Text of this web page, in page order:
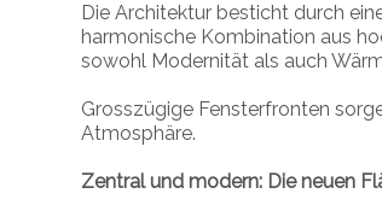
Die Architektur besticht durch
harmonische Kombination aus
sowohl Modernität als auch
Grosszügige Fensterfronten
Atmosphäre.
Zentral und modern: Die neuen